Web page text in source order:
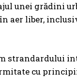
unei grădini
aer liber,
strandardului
cu